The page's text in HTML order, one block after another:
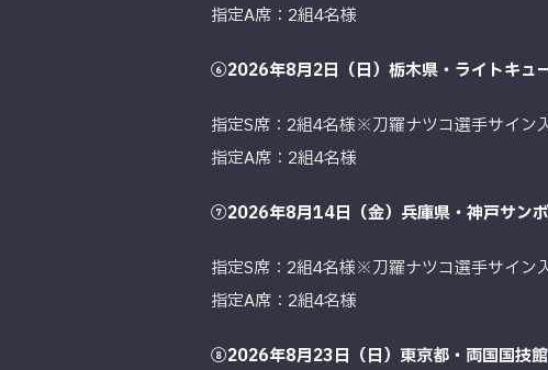
指定A席：2組4名様
⑥2026年8月2日（日）栃木県・ライトキュ
指定S席：2組4名様※刀羅ナツコ選手サイン
指定A席：2組4名様
⑦2026年8月14日（金）兵庫県・神戸サン
指定S席：2組4名様※刀羅ナツコ選手サイン
指定A席：2組4名様
⑧2026年8月23日（日）東京都・両国国技館